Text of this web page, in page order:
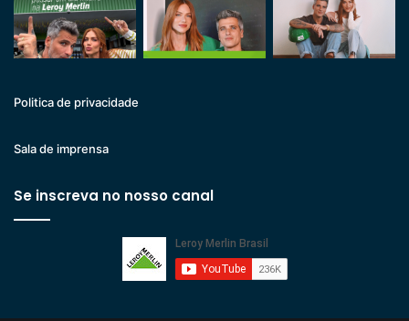
Politica de privacidade
Sala de imprensa
Se inscreva no nosso canal